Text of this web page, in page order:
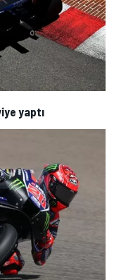
yaptı